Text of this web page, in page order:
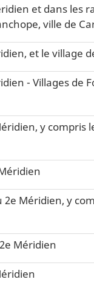
et dans les
ville de
et le village
- Villages de
y compris
2e Méridien, y
Méridien